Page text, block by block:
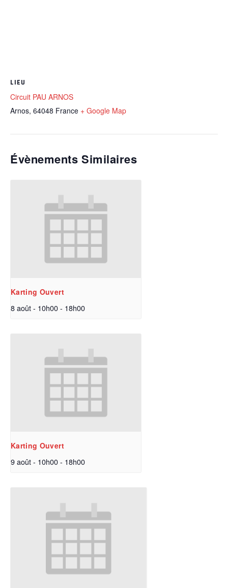
LIEU
Circuit PAU ARNOS
Arnos, 64048 France + Google Map
Évènements Similaires
Karting Ouvert
8 août - 10h00- 18h00
Karting Ouvert
9 août - 10h00- 18h00